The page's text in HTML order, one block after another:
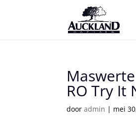
RO Try It
dooradmin | mei